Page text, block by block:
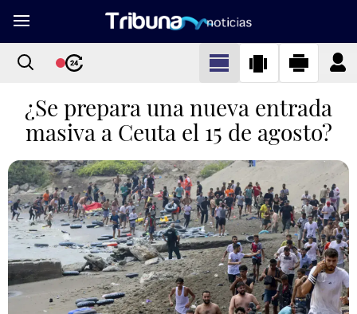
¿Se prepara una nueva entrada
masiva a Ceuta el 15 de agosto?